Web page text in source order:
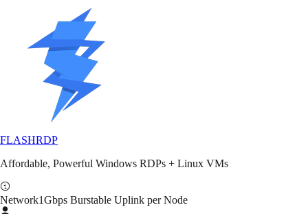
FLASHRDP
Affordable, Powerful Windows RDPs + Linux VMs
Network1Gbps Burstable Uplink per Node